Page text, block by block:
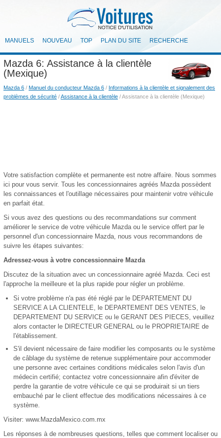
MANUELS NOUVEAU TOP PLAN DU SITE RECHERCHE
Mazda 6: Assistance à la clientèle
(Mexique)
Mazda 6 / Manuel du conducteur Mazda 6 / Informations à la clientèle et signalement des
problèmes de sécurité /Assistance à la clientèle / Assistance à la clientèle (Mexique)
Votre satisfaction complète et permanente est notre affaire. Nous sommes
ici pour vous servir. Tous les concessionnaires agréés Mazda possèdent
les connaissances et l'outillage nécessaires pour maintenir votre véhicule
en parfait état.
Si vous avez des questions ou des recommandations sur comment
améliorer le service de votre véhicule Mazda ou le service offert par le
personnel d'un concessionnaire Mazda, nous vous recommandons de
suivre les étapes suivantes:
Adressez-vous à votre concessionnaire Mazda
Discutez de la situation avec un concessionnaire agréé Mazda. Ceci est
l'approche la meilleure et la plus rapide pour régler un problème.
Si votre problème n'a pas été réglé par le DEPARTEMENT DU
SERVICE A LA CLIENTELE, le DEPARTEMENT DES VENTES, le
DEPARTEMENT DU SERVICE ou le GERANT DES PIECES, veuillez
alors contacter le DIRECTEUR GENERAL ou le PROPRIETAIRE de
l'établissement.
S'il devient nécessaire de faire modifier les composants ou le système
de câblage du système de retenue supplémentaire pour accommoder
une personne avec certaines conditions médicales selon l'avis d'un
médecin certifié; contactez votre concessionnaire afin d'éviter de
perdre la garantie de votre véhicule ce qui se produirait si un tiers
embauché par le client effectue des modifications nécessaires à ce
système.
Visiter: www.MazdaMexico.com.mx
Les réponses à de nombreuses questions, telles que comment localiser ou